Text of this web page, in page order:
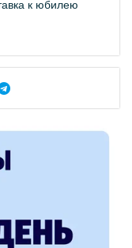
к юбилею